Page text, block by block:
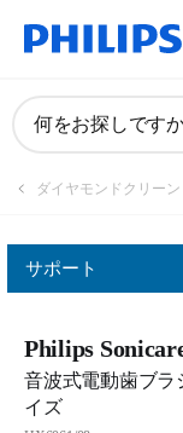
何をお探しです
ダイヤモンドクリーン
サポート
Philips
音波式電動歯ブラ
イズ